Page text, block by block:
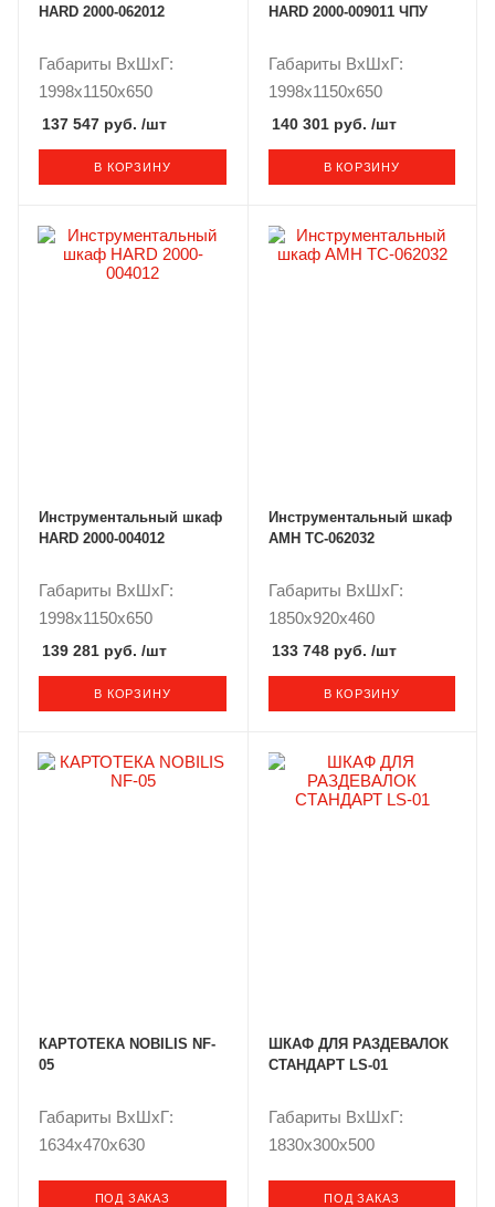
HARD 2000-062012
Габариты ВxШxГ:
1998x1150x650
137 547 руб. /шт
В КОРЗИНУ
HARD 2000-009011 ЧПУ
Габариты ВxШxГ:
1998x1150x650
140 301 руб. /шт
В КОРЗИНУ
Инструментальный шкаф
HARD 2000-004012
Габариты ВxШxГ:
1998x1150x650
139 281 руб. /шт
В КОРЗИНУ
Инструментальный шкаф
AMH TC-062032
Габариты ВxШxГ:
1850x920x460
133 748 руб. /шт
В КОРЗИНУ
КАРТОТЕКА NOBILIS NF-
05
Габариты ВxШxГ:
1634x470x630
ПОД ЗАКАЗ
ШКАФ ДЛЯ РАЗДЕВАЛОК
СТАНДАРТ LS-01
Габариты ВxШxГ:
1830x300x500
ПОД ЗАКАЗ